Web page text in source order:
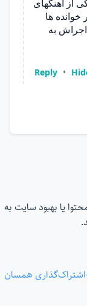
یا بهبود سایت به
اشتراک‌گذاری همسان